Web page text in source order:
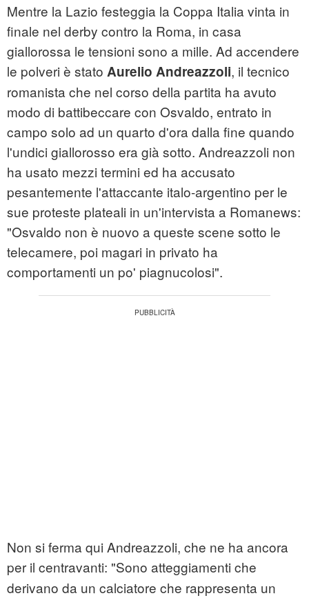
Mentre la Lazio festeggia la Coppa Italia vinta in
finale nel derby contro la Roma, in casa
giallorossa le tensioni sono a mille. Ad accendere
le polveri è stato Aurelio Andreazzoli, il tecnico
romanista che nel corso della partita ha avuto
modo di battibeccare con Osvaldo, entrato in
campo solo ad un quarto d'ora dalla fine quando
l'undici giallorosso era già sotto. Andreazzoli non
ha usato mezzi termini ed ha accusato
pesantemente l'attaccante italo-argentino per le
sue proteste plateali in un'intervista a Romanews:
"Osvaldo non è nuovo a queste scene sotto le
telecamere, poi magari in privato ha
comportamenti un po' piagnucolosi".
Non si ferma qui Andreazzoli, che ne ha ancora
per il centravanti: "Sono atteggiamenti che
derivano da un calciatore che rappresenta un